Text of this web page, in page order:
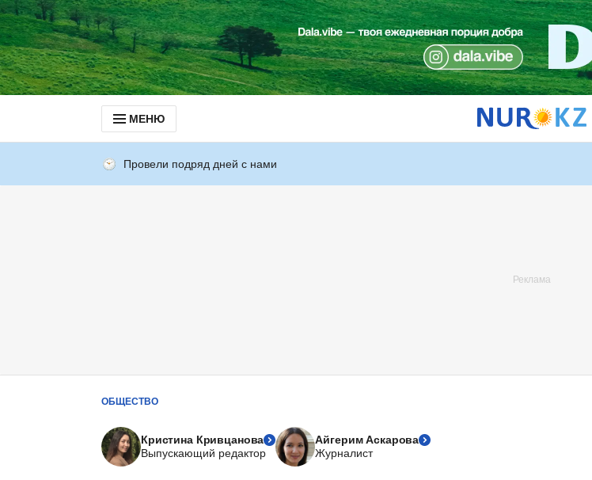
МЕНЮ
Провели подряд дней с нами
ОБЩЕСТВО
Кристина Кривцанова
Выпускающий редактор
Айгерим Аскарова
Журналист